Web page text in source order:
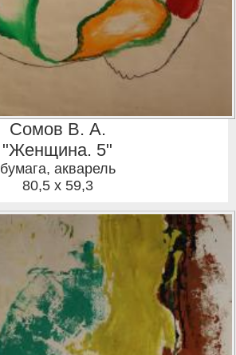
Сомов В. А.
"Женщина. 5"
бумага, акварель
80,5 x 59,3